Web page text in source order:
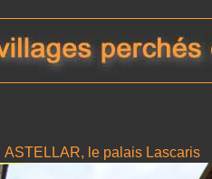
ASTELLAR, le palais Lascaris